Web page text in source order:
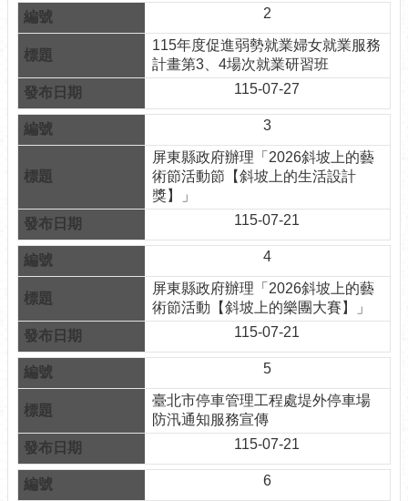
關
介
紹
認
識
松
山
為
服
務
鄰
里
訊
政
府
資
訊
公
開
2
115年度促進弱勢就業婦女就業服務
計畫第3、4場次就業研習班
115-07-27
3
屏東縣政府辦理「2026斜坡上的藝
術節活動節【斜坡上的生活設計
獎】」
115-07-21
4
屏東縣政府辦理「2026斜坡上的藝
術節活動【斜坡上的樂團大賽】」
115-07-21
5
臺北市停車管理工程處堤外停車場
防汛通知服務宣傳
115-07-21
6